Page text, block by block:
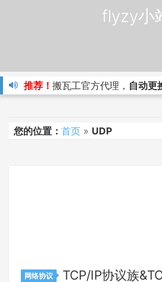
flyzy小
推荐！ 搬瓦工官方代理， 自动更
您的位置： 首页 » UDP
网络协议
TCP/IP协议族